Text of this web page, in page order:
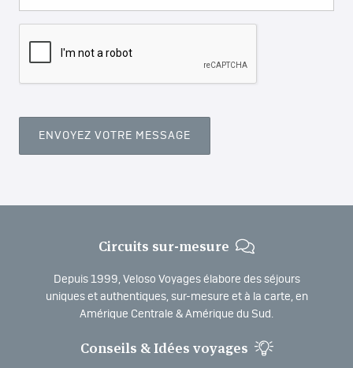
Circuits sur-mesure
Depuis 1999, Veloso Voyages élabore des séjours
uniques et authentiques, sur-mesure et à la carte, en
Amérique Centrale & Amérique du Sud.
Conseils & Idées voyages